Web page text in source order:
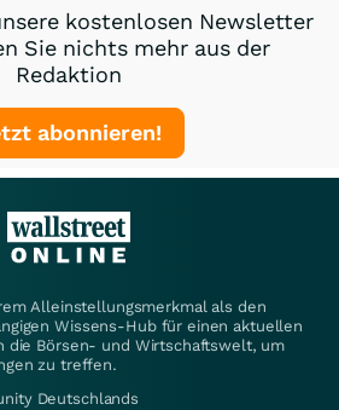
kostenlosen Newsletter
Sie nichts mehr aus der
Redaktion
abonnieren!
Alleinstellungsmerkmal als den
Wissens-Hub für einen aktuellen
die Börsen- und Wirtschaftswelt, um
zu treffen.
Deutschlands